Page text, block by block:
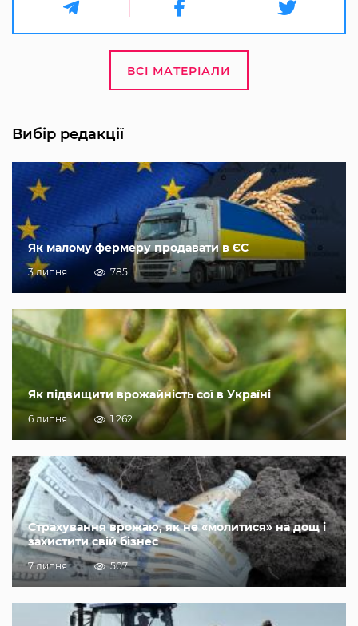
ВСІ МАТЕРІАЛИ
Вибір редакції
Як малому фермеру продавати в ЄС
3 липня 785
Як підвищити врожайність сої в Україні
6 липня 1 262
Страхування врожаю, як не «молитися» на дощ і
захистити свій бізнес
7 липня 507